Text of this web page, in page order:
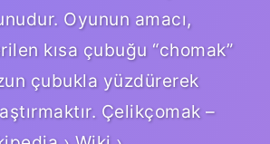
Oyunun amacı,
kısa çubuğu “chomak”
çubukla yüzdürerek
Çelikçomak –